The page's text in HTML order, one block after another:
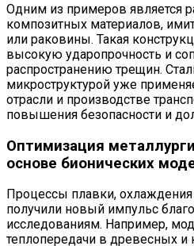
Одним из примеров является
композитных материалов,
или раковины. Такая
высокую ударопрочность и
распространению трещин.
микроструктурой уже
отрасли и производстве
повышения безопасности и
Оптимизация
основе бионических
Процессы плавки, охлаждения
получили новый импульс
исследованиям. Например,
теплопередачи в древесных и